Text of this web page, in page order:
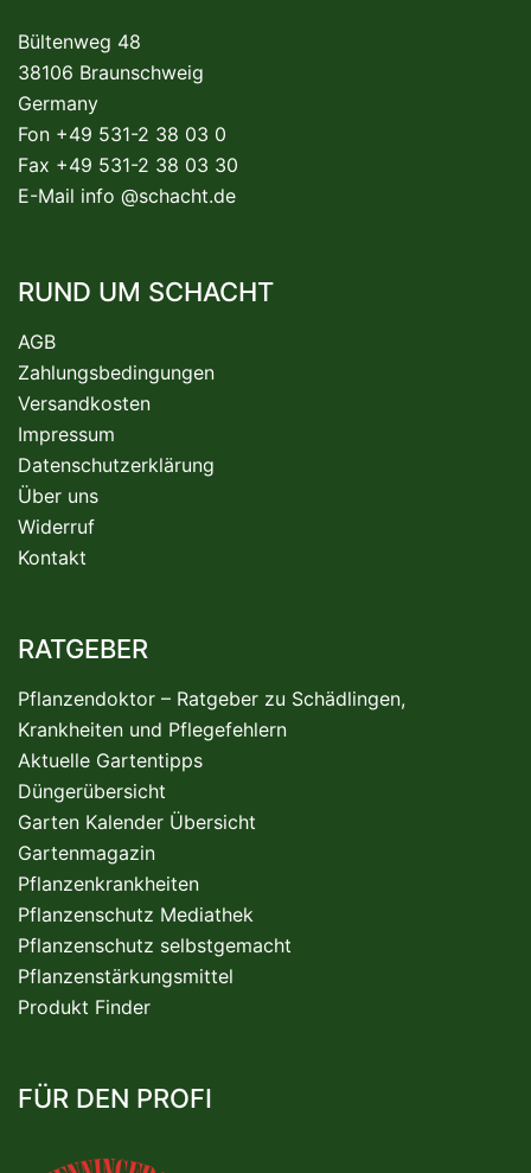
Bültenweg 48
38106 Braunschweig
Germany
Fon +49 531-2 38 03 0
Fax +49 531-2 38 03 30
E-Mail info @schacht.de
RUND UM SCHACHT
AGB
Zahlungsbedingungen
Versandkosten
Impressum
Datenschutzerklärung
Über uns
Widerruf
Kontakt
RATGEBER
Pflanzendoktor – Ratgeber zu Schädlingen,
Krankheiten und Pflegefehlern
Aktuelle Gartentipps
Düngerübersicht
Garten Kalender Übersicht
Gartenmagazin
Pflanzenkrankheiten
Pflanzenschutz Mediathek
Pflanzenschutz selbstgemacht
Pflanzenstärkungsmittel
Produkt Finder
FÜR DEN PROFI